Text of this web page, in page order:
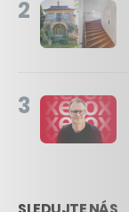
2
3